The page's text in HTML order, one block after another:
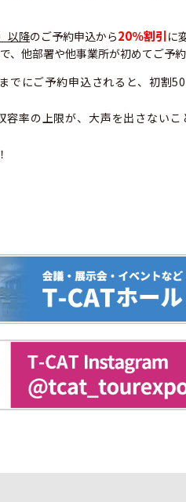
以降のご予約申込から20％割引 に
他部署や他事業所が初めてご予
にご予約申込されると、初割
率の上限が、大声を出さないこ